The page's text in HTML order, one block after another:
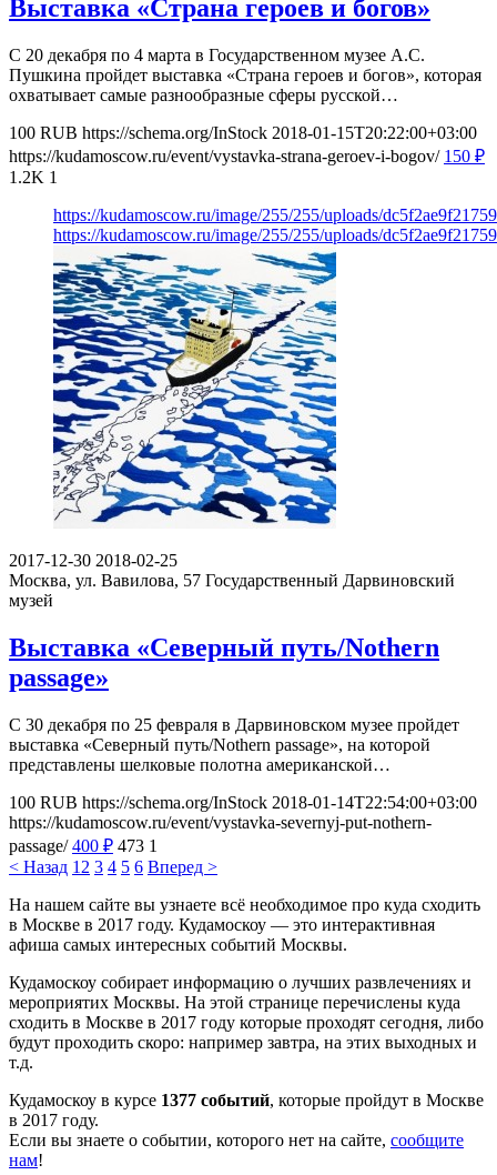
Выставка «Страна героев и богов»
С 20 декабря по 4 марта в Государственном музее А.С.
Пушкина пройдет выставка «Страна героев и богов», которая
охватывает самые разнообразные сферы русской…
100 RUB https://schema.org/InStock 2018-01-15T20:22:00+03:00
https://kudamoscow.ru/event/vystavka-strana-geroev-i-bogov/ 150 ₽
1.2K 1
https://kudamoscow.ru/image/255/255/uploads/
https://kudamoscow.ru/image/255/255/uploads/
2017-12-30 2018-02-25
Москва, ул. Вавилова, 57 Государственный Дарвиновский
музей
Выставка «Северный путь/Nothern
passage»
С 30 декабря по 25 февраля в Дарвиновском музее пройдет
выставка «Северный путь/Nothern passage», на которой
представлены шелковые полотна американской…
100 RUB https://schema.org/InStock 2018-01-14T22:54:00+03:00
https://kudamoscow.ru/event/vystavka-severnyj-put-nothern-
passage/ 400 ₽ 473 1
< Назад 1 2 3 4 5 6 Вперед >
На нашем сайте вы узнаете всё необходимое про куда сходить
в Москве в 2017 году. Кудамоскоу — это интерактивная
афиша самых интересных событий Москвы.
Кудамоскоу собирает информацию о лучших развлечениях и
мероприятих Москвы. На этой странице перечислены куда
сходить в Москве в 2017 году которые проходят сегодня, либо
будут проходить скоро: например завтра, на этих выходных и
т.д.
Кудамоскоу в курсе 1377 событий, которые пройдут в Москве
в 2017 году.
Если вы знаете о событии, которого нет на сайте, сообщите
нам!